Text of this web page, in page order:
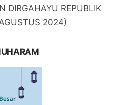
DIRGAHAYU REPUBLIK
2024)